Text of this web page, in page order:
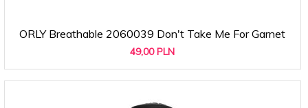
ORLY Breathable 2060039 Don't Take Me For Garnet
49,00 PLN